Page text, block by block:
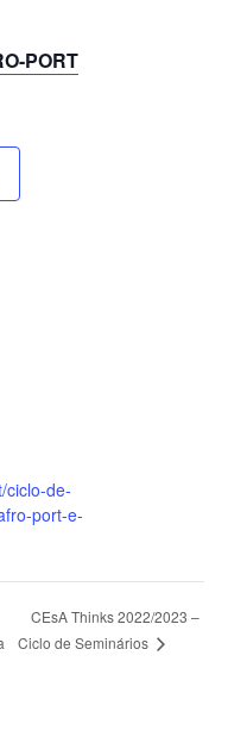
PORT
ciclo-de-
port-e-
CEsA Thinks 2022/2023 –
Ciclo de Seminários